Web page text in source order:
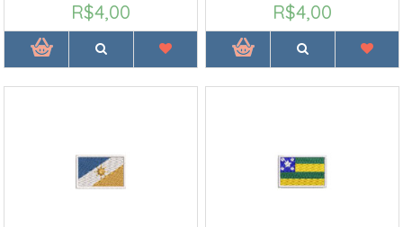
R$4,00 R$4,00